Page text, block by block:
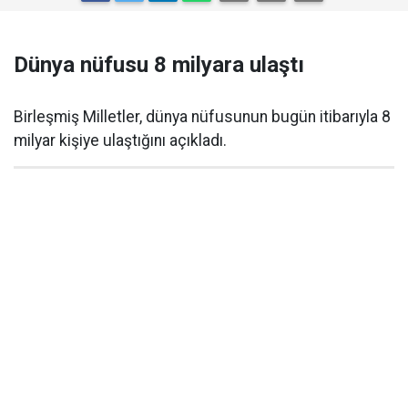
Dünya nüfusu 8 milyara ulaştı
Birleşmiş Milletler, dünya nüfusunun bugün itibarıyla 8
milyar kişiye ulaştığını açıkladı.